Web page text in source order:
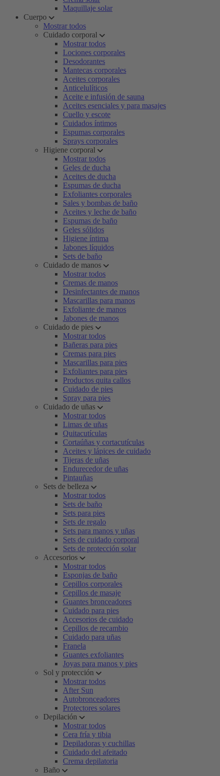
Maquillaje solar
Cuerpo
Mostrar todos
Cuidado corporal
Mostrar todos
Lociones corporales
Desodorantes
Mantecas corporales
Aceites corporales
Anticelulíticos
Aceite e infusión de sauna
Aceites esenciales y para masajes
Cuello y escote
Cuidados íntimos
Espumas corporales
Sprays corporales
Higiene corporal
Mostrar todos
Geles de ducha
Aceites de ducha
Espumas de ducha
Exfoliantes corporales
Sales y bombas de baño
Aceites y leche de baño
Espumas de baño
Geles sólidos
Higiene íntima
Jabones líquidos
Sets de baño
Cuidado de manos
Mostrar todos
Cremas de manos
Desinfectantes de manos
Mascarillas para manos
Exfoliante de manos
Jabones de manos
Cuidado de pies
Mostrar todos
Bañeras para pies
Cremas para pies
Mascarillas para pies
Exfoliantes para pies
Productos quita callos
Cuidado de pies
Spray para pies
Cuidado de uñas
Mostrar todos
Limas de uñas
Quitacutículas
Cortaúñas y cortacutículas
Aceites y lápices de cuidado
Tijeras de uñas
Endurecedor de uñas
Pintauñas
Sets de belleza
Mostrar todos
Sets de baño
Sets para pies
Sets de regalo
Sets para manos y uñas
Sets de cuidado corporal
Sets de protección solar
Accesorios
Mostrar todos
Esponjas de baño
Cepillos corporales
Cepillos de masaje
Guantes bronceadores
Cuidado para pies
Accesorios de cuidado
Cepillos de recambio
Cuidado para uñas
Franela
Guantes exfoliantes
Joyas para manos y pies
Sol y protección
Mostrar todos
After Sun
Autobronceadores
Protectores solares
Depilación
Mostrar todos
Cera fría y tibia
Depiladoras y cuchillas
Cuidado del afeitado
Crema depilatoria
Baño